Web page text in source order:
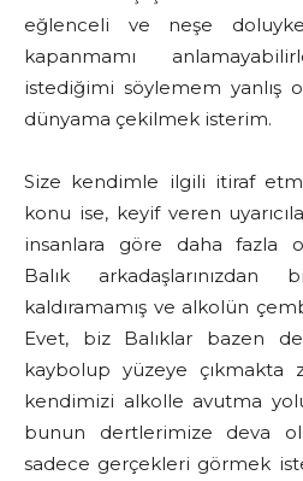
eğlenceli ve neşe
kapanmamı
istediğimi söylemem yanlış
dünyama çekilmek isterim.
Size kendimle ilgili itiraf
konu ise, keyif veren
insanlara göre daha fazla
Balık arkadaşlarınızdan
kaldıramamış ve alkolün
Evet, biz Balıklar bazen
kaybolup yüzeye çıkmakta
kendimizi alkolle avutma
bunun dertlerimize deva
sadece gerçekleri görmek